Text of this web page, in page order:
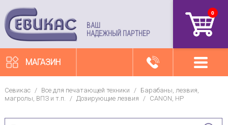
ВАШ
НАДЕЖНЫЙ ПАРТНЕР
0
МАГАЗИН
Севикас / Все для печатающей техники /
Барабаны, лезвия,
магролы, ВПЗ и т.п. / Дозирующие лезвия / CANON, HP